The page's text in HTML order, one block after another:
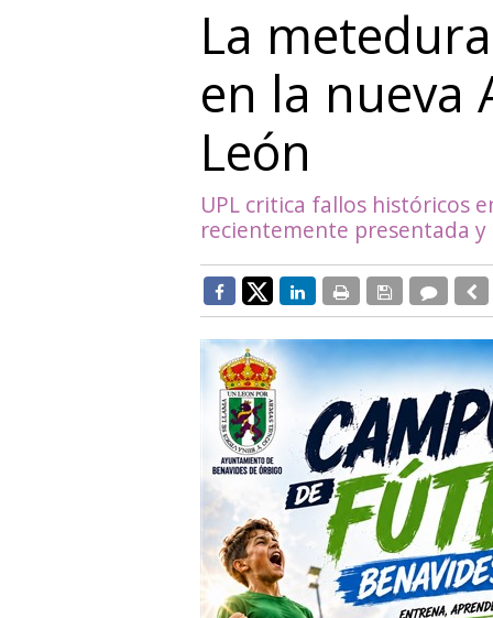
La
en la nueva
León
UPL critica fallos históricos
recientemente presentada